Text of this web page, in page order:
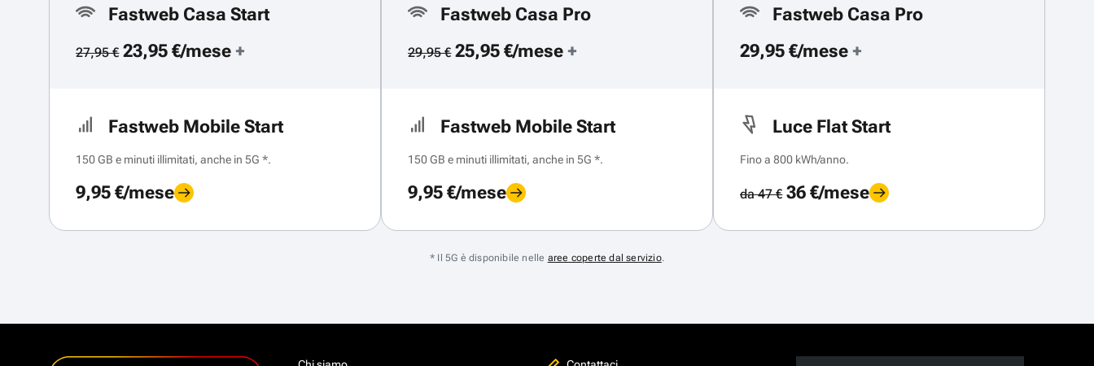
Fastweb Casa Start
27,95 €23,95 €/mese +
Fastweb Mobile Start
150 GB e minuti illimitati, anche in 5G *.
9,95 €/mese
Fastweb Casa Pro
29,95 €25,95 €/mese +
Fastweb Mobile Start
150 GB e minuti illimitati, anche in 5G *.
9,95 €/mese
Fastweb Casa Pro
29,95 €/mese +
Luce Flat Start
Fino a 800 kWh/anno.
da 47 €36 €/mese
* Il 5G è disponibile nelle aree coperte dal servizio.